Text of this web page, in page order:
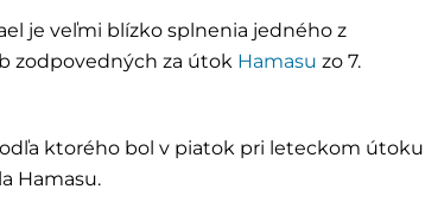
je veľmi blízko splnenia jedného z
zodpovedných za útok Hamasu zo 7.
ktorého bol v piatok pri leteckom útoku
Hamasu.